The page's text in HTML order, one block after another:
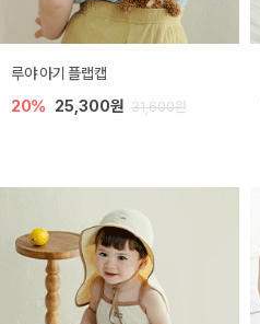
루야 아기 플랩캡
20% 25,300원 31,600원